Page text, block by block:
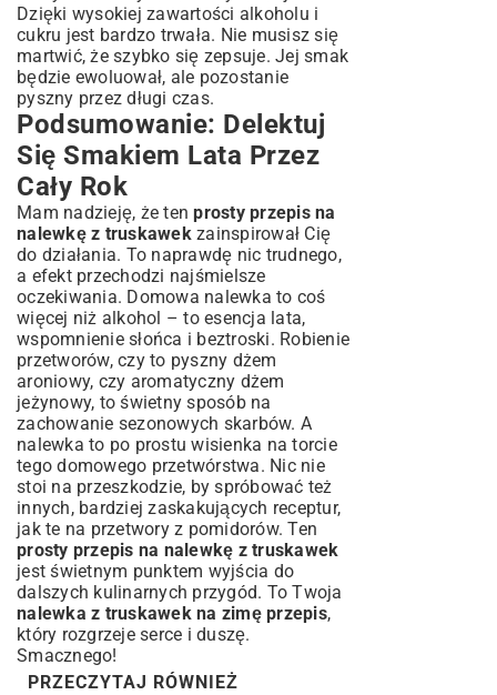
Dzięki wysokiej zawartości alkoholu i
cukru jest bardzo trwała. Nie musisz się
martwić, że szybko się zepsuje. Jej smak
będzie ewoluował, ale pozostanie
pyszny przez długi czas.
Podsumowanie: Delektuj
Się Smakiem Lata Przez
Cały Rok
Mam nadzieję, że tenprosty przepis na
nalewkę z truskawekzainspirował Cię
do działania. To naprawdę nic trudnego,
a efekt przechodzi najśmielsze
oczekiwania. Domowa nalewka to coś
więcej niż alkohol – to esencja lata,
wspomnienie słońca i beztroski. Robienie
przetworów, czy to pyszny dżem
aroniowy, czy aromatyczny dżem
jeżynowy, to świetny sposób na
zachowanie sezonowych skarbów. A
nalewka to po prostu wisienka na torcie
tego domowego przetwórstwa. Nic nie
stoi na przeszkodzie, by spróbować też
innych, bardziej zaskakujących receptur,
jak te na przetwory z pomidorów. Ten
prosty przepis na nalewkę z truskawek
jest świetnym punktem wyjścia do
dalszych kulinarnych przygód. To Twoja
nalewka z truskawek na zimę przepis,
który rozgrzeje serce i duszę.
Smacznego!
PRZECZYTAJ RÓWNIEŻ